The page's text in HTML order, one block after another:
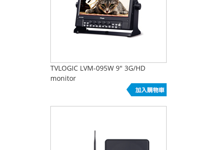
TVLOGIC LVM-095W 9" 3G/HD
monitor